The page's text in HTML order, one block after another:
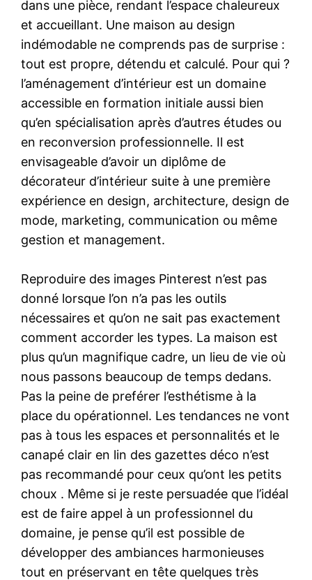
dans une pièce, rendant l’espace chaleureux
et accueillant. Une maison au design
indémodable ne comprends pas de surprise :
tout est propre, détendu et calculé. Pour qui ?
l’aménagement d’intérieur est un domaine
accessible en formation initiale aussi bien
qu’en spécialisation après d’autres études ou
en reconversion professionnelle. Il est
envisageable d’avoir un diplôme de
décorateur d’intérieur suite à une première
expérience en design, architecture, design de
mode, marketing, communication ou même
gestion et management.
Reproduire des images Pinterest n’est pas
donné lorsque l’on n’a pas les outils
nécessaires et qu’on ne sait pas exactement
comment accorder les types. La maison est
plus qu’un magnifique cadre, un lieu de vie où
nous passons beaucoup de temps dedans.
Pas la peine de preférer l’esthétisme à la
place du opérationnel. Les tendances ne vont
pas à tous les espaces et personnalités et le
canapé clair en lin des gazettes déco n’est
pas recommandé pour ceux qu’ont les petits
choux . Même si je reste persuadée que l’idéal
est de faire appel à un professionnel du
domaine, je pense qu’il est possible de
développer des ambiances harmonieuses
tout en préservant en tête quelques très